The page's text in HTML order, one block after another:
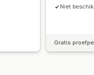
Niet
Gratis